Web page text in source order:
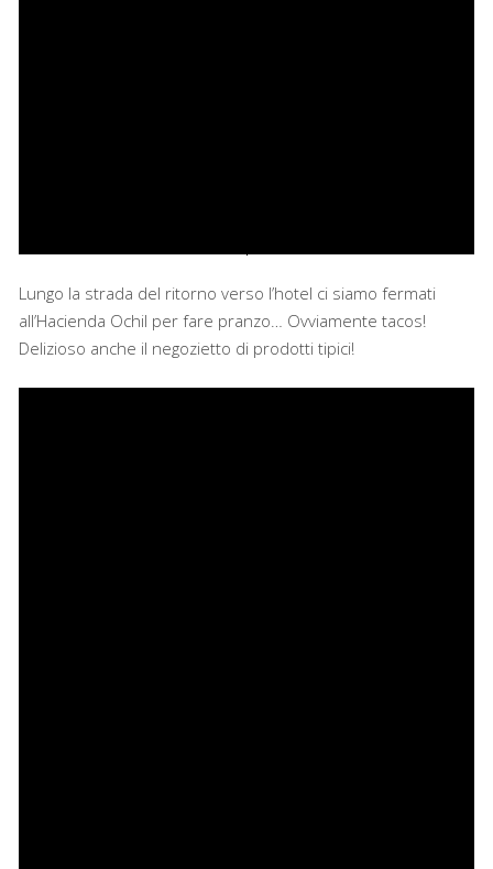
Lungo la strada del ritorno verso l’hotel ci siamo fermati
all’Hacienda Ochil per fare pranzo… Ovviamente tacos!
Delizioso anche il negozietto di prodotti tipici!